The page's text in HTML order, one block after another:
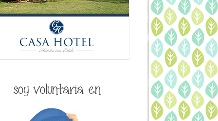
soy voluntaria en